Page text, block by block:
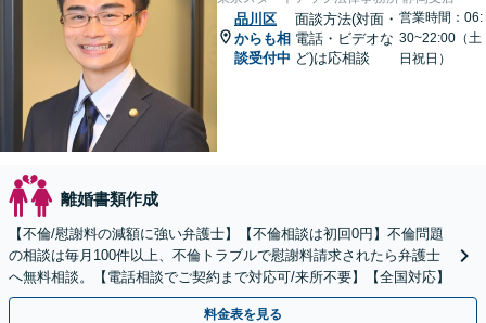
品川区
からも相
談受付中
面談方法(対面・
電話・ビデオな
ど)は応相談
営業時間：06:
30~22:00（土
日祝日）
離婚書類作成
【不倫/慰謝料の減額に強い弁護士】【不倫相談は初回0円】不倫問題
の相談は毎月100件以上、不倫トラブルで慰謝料請求されたら弁護士
へ無料相談。【電話相談でご契約まで対応可/来所不要】【全国対応】
料金表を見る